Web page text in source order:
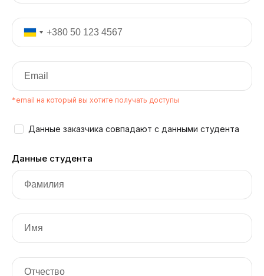
*email на который вы хотите получать доступы
Данные заказчика совпадают с данными студента
Данные студента